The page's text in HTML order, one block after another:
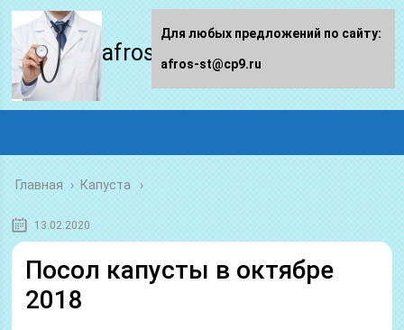
afros-st.ru
Главная › Капуста
13.02.2020
Посол капусты в октябре
2018
Для любых предложений по сайту:
afros-st@cp9.ru